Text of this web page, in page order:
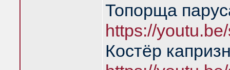
Топорща
https://
Костёр